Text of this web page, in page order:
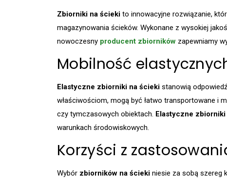
Zbiorniki na ścieki to innowacyjne rozwiązanie,
magazynowania ścieków. Wykonane z wysokiej
nowoczesny producent zbiorników zapewniamy
Mobilność
Elastyczne zbiorniki na ścieki stanowią
właściwościom, mogą być łatwo transportowane i
czy tymczasowych obiektach. Elastyczne
warunkach środowiskowych.
Korzyści z
Wybór zbiorników na ścieki niesie za sobą szereg